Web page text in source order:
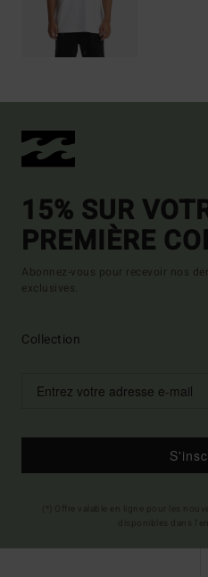
15% SUR
PREMIÈRE
Abonnez-vous pour recevoir nos
exclusives.
Collection